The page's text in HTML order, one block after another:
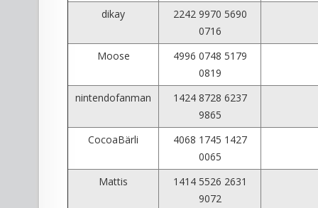
dikay
2242 9970 5690
0716
Moose
4996 0748 5179
0819
nintendofanman
1424 8728 6237
9865
CocoaBärli
4068 1745 1427
0065
Mattis
1414 5526 2631
9072